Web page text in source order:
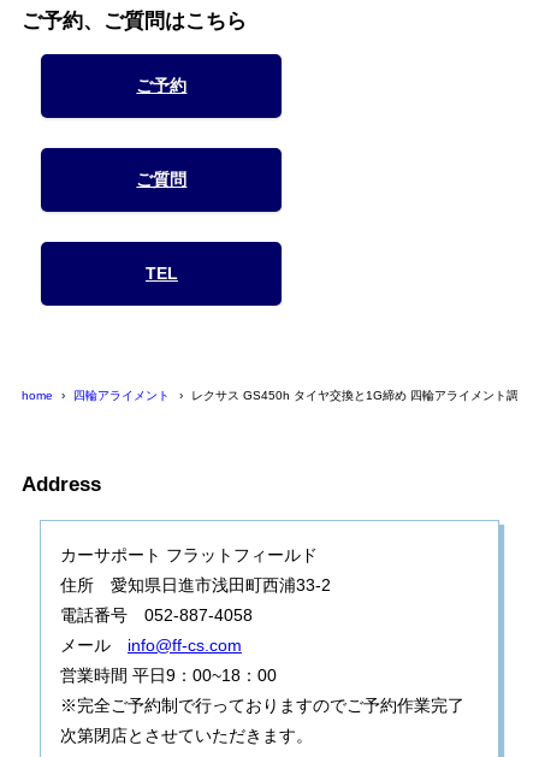
ご予約、ご質問はこちら
ご予約
ご質問
TEL
home 四輪アライメント レクサス GS450h タイヤ交換と1G締め 四輪アライメント調整
Address
カーサポート フラットフィールド
住所 愛知県日進市浅田町西浦33-2
電話番号 052-887-4058
メール info@ff-cs.com
営業時間 平日9：00~18：00
※完全ご予約制で行っておりますのでご予約作業完了
次第閉店とさせていただきます。